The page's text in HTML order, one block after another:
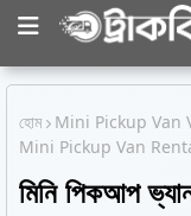
হোম Mini Pickup Van
Mini Pickup Van
মিনি পিকআপ